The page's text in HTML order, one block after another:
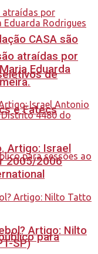
CASA são
de
e Fatecs
para
atraídas por
Eduarda
Artigo: Israel
2005/2006
Artigo: Nilto
SP)